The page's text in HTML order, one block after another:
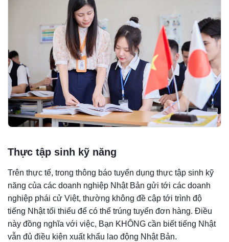
Thực tập sinh kỹ năng
Trên thực tế, trong thông báo tuyển dụng thực tập sinh kỹ
năng của các doanh nghiệp Nhật Bản gửi tới các doanh
nghiệp phái cử Việt, thường không đề cập tới trình độ
tiếng Nhật tối thiểu để có thể trúng tuyển đơn hàng. Điều
này đồng nghĩa với việc, Bạn KHÔNG cần biết tiếng Nhật
vẫn đủ điều kiện xuất khẩu lao động Nhật Bản.